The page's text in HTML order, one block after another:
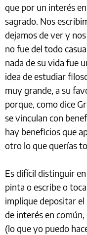
que por un interés
sagrado. Nos
dejamos de ver y
no fue del todo
nada de su vida fue
idea de estudiar
muy grande, a su
porque, como dice
se vinculan con
hay beneficios que
otro lo que querías
Es difícil distinguir
pinta o escribe o
implique depositar
de interés en
(lo que yo puedo